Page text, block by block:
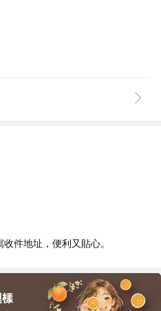
件地址，便利又貼心。